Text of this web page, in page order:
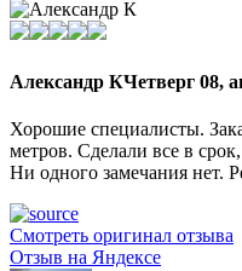
Александр КЧетверг 08,
Хорошие специалисты.
метров. Сделали все в
Ни одного замечания нет.
Смотреть оригинал отзыва
Отзыв на Яндексе